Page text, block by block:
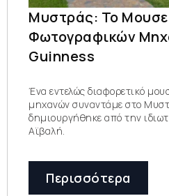
Μυστράς: Το
Φωτογραφικών
Guinness
Ένα εντελώς διαφορετικό
μηχανών συναντάμε στο
δημιουργήθηκε από την
Αϊβαλή.
Περισσότερα